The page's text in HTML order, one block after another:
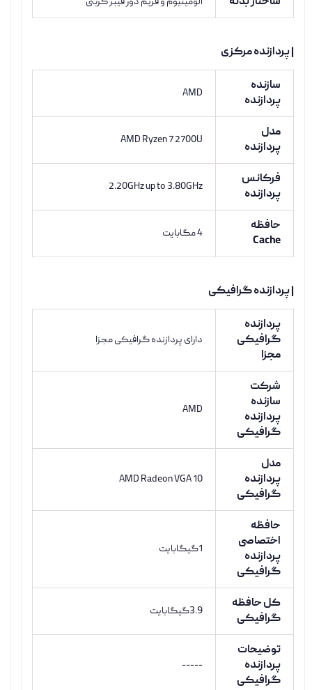
| پردازنده مرکزی
سازنده
پردازنده
AMD
مدل
پردازنده
AMD Ryzen 7 2700U
فرکانس
پردازنده
2.20GHz up to 3.80GHz
حافظه
Cache
4 مگابایت
| پردازنده گرافیکی
پردازنده
گرافیکی
مجزا
دارای پردازنده گرافیکی مجزا
شرکت
سازنده
پردازنده
گرافیکی
AMD
مدل
پردازنده
گرافیکی
AMD Radeon VGA 10
حافظه
اختصاصی
پردازنده
گرافیکی
1گیگابایت
کل حافظه
گرافیکی
3.9گیگابایت
توضیحات
پردازنده
گرافیکی
-----